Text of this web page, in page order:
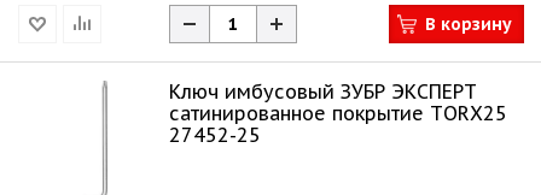
В корзину
Ключ имбусовый ЗУБР ЭКСПЕРТ
сатинированное покрытие ТORХ25
27452-25